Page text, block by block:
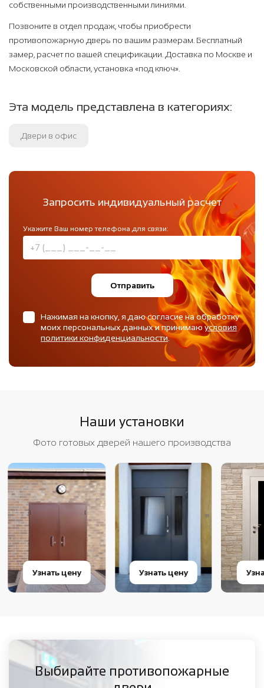
собственными производственными линиями.
Позвоните в отдел продаж, чтобы приобрести
противопожарную дверь по вашим размерам. Бесплатный
замер, расчет по вашей спецификации. Доставка по Москве и
Московской области, установка «под ключ».
Эта модель представлена в категориях:
Двери в офис
Запросить индивидуальный расчет
Укажите Ваш номер телефона для связи:
Отправить
Нажимая на кнопку, я даю согласие на обработку
моих персональных данных и принимаюусловия
политики конфиденциальности.
Наши установки
Фото готовых дверей нашего производства
Узнать цену Узнать цену
Выбирайте противопожарные